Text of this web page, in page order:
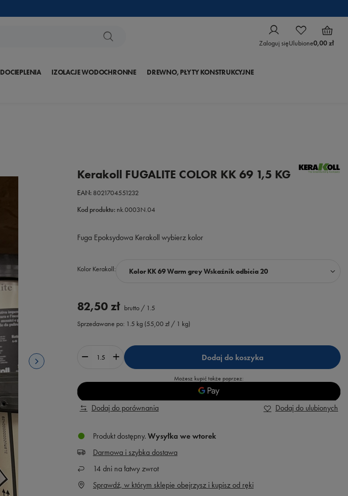
Zaloguj sięUlubione0,00 zł
DOCIEPLENIA IZOLACJE WODOCHRONNE DREWNO, PŁYTY KONSTRUKCYJNE
Kerakoll FUGALITE COLOR KK 69 1,5 KG
EAN: 8021704551232
Kod produktu: nk.0003N.04
Fuga Epoksydowa Kerakoll wybierz kolor
Kolor Kerakoll Kolor KK 69 Warm grey Wskaźnik odbicia 20
82,50 zł brutto / 1.5
Sprzedawane po: 1.5 kg (55,00 zł / 1 kg)
Dodaj do koszyka
Możesz kupić także poprzez:
Dodaj do porównania Dodaj do ulubionych
Produkt dostępny Wysyłka we wtorek
Darmowa i szybka dostawa
14 dni na łatwy zwrot
Sprawdź, w którym sklepie obejrzysz i kupisz od ręki